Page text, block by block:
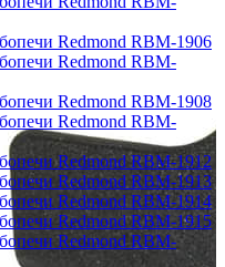
Redmond RBM-1906
Redmond RBM-
Redmond RBM-1908
Redmond RBM-
Redmond RBM-1912
Redmond RBM-1913
Redmond RBM-1914
Redmond RBM-1915
Redmond RBM-